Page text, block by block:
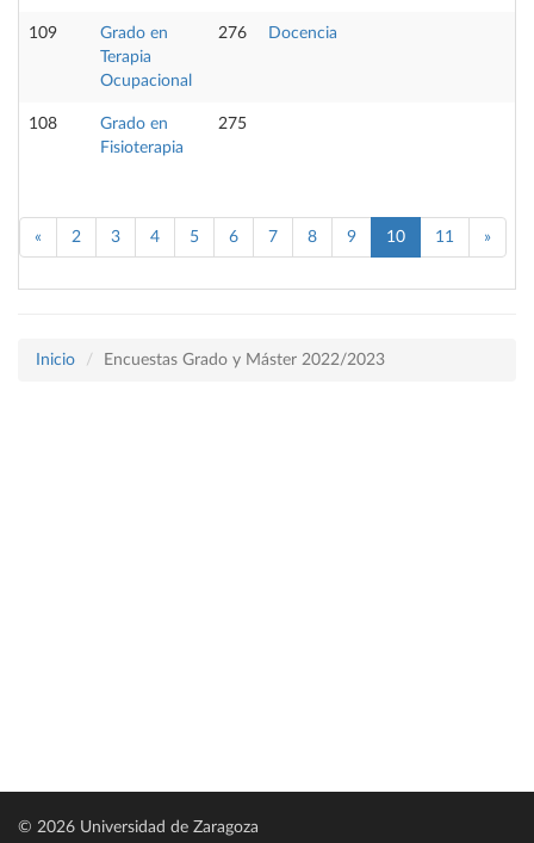
109
Grado en
Terapia
Ocupacional
276 Docencia
108
Grado en
Fisioterapia
275
« 2 3 4 5 6 7 8 9 10 11 »
Inicio Encuestas Grado y Máster 2022/2023
© 2026 Universidad de Zaragoza